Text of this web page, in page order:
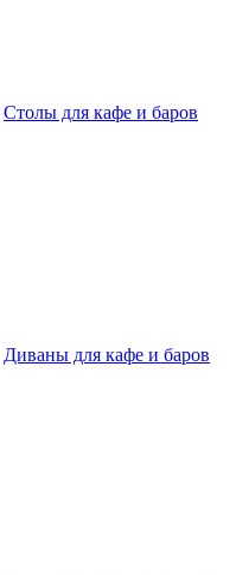
Столы для кафе и баров
Диваны для кафе и баров